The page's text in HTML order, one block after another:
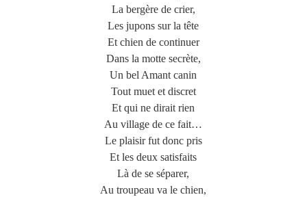
La bergère de crier,
Les jupons sur la tête
Et chien de continuer
Dans la motte secrète,
Un bel Amant canin
Tout muet et discret
Et qui ne dirait rien
Au village de ce fait…
Le plaisir fut donc pris
Et les deux satisfaits
Là de se séparer,
Au troupeau va le chien,